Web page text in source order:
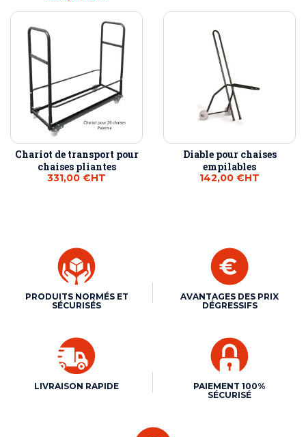
Chariot de transport pour
chaises pliantes
331,00 €HT
Diable pour chaises
empilables
142,00 €HT
PRODUITS NORMÉS ET
SÉCURISÉS
AVANTAGES DES PRIX
DÉGRESSIFS
LIVRAISON RAPIDE
PAIEMENT 100%
SÉCURISÉ